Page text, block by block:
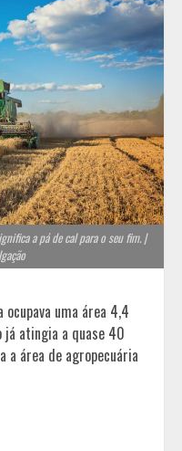
a pá de cal para o seu fim. |
ocupava uma área 4,4
já atingia a quase 40
área de agropecuária